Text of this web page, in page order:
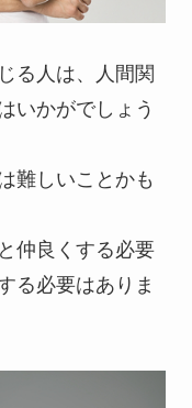
る人は、人間関
いかがでしょう
難しいことかも
仲良くする必要
る必要はありま